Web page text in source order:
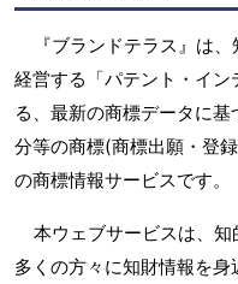
『ブランドテラス』は
経営する「パテント・イ
る、最新の商標データに
分等の商標(商標出願・登
の商標情報サービスです。
本ウェブサービスは、知
多くの方々に知財情報を